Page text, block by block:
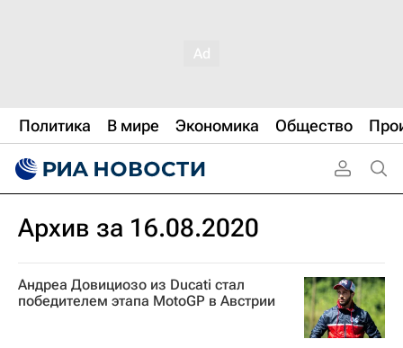
Политика В мире Экономика Общество
Архив за 16.08.2020
Андреа Довициозо из Ducati стал
победителем этапа MotoGP в Австрии